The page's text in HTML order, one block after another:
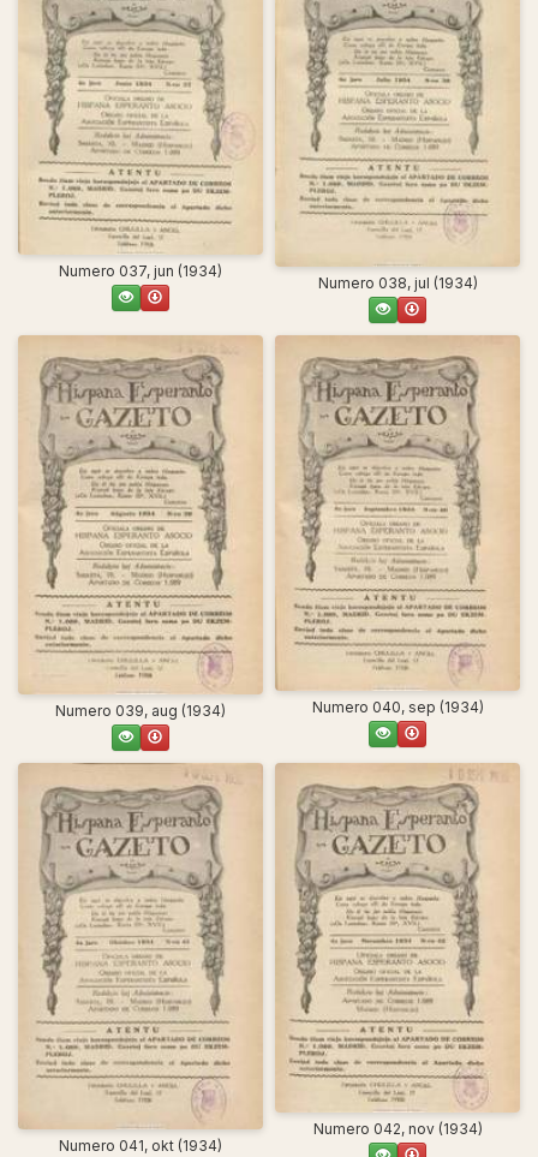
Numero 037, jun (1934)
Numero 038, jul (1934)
Numero 039, aug (1934) Numero 040, sep (1934)
Numero 041, okt (1934)
Numero 042, nov (1934)